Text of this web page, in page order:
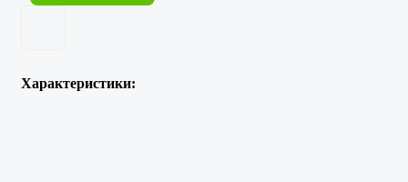
Характеристики: